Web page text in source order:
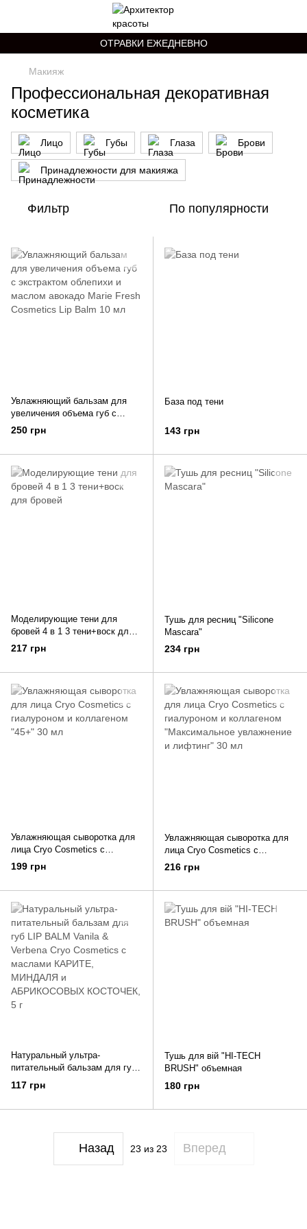
ОТРАВКИ ЕЖЕДНЕВНО
Макияж
Профессиональная декоративная
косметика
Лицо Губы Глаза Брови
Принадлежности для макияжа
Фильтр По популярности
Увлажняющий бальзам для
увеличения объема губ с
экстрактом облепихи и маслом
авокадо Marie Fresh Cosmetics
250 грн
База под тени
143 грн
Моделирующие тени для
бровей 4 в 1 3 тени+воск для
бровей
217 грн
Тушь для ресниц "Silicone
Mascara"
234 грн
Увлажняющая сыворотка для
лица Cryo Cosmetics с
гиалуроном и коллагеном
"45+" 30 мл
199 грн
Увлажняющая сыворотка для
лица Cryo Cosmetics с
гиалуроном и коллагеном
"Максимальное увлажнение и
216 грн
Натуральный ультра-
питательный бальзам для губ
LIP BALM Vanila & Verbena
Cryo Cosmetics с маслами
117 грн
Тушь для вій "HI-TECH
BRUSH" объемная
180 грн
Назад 23 из 23 Вперед